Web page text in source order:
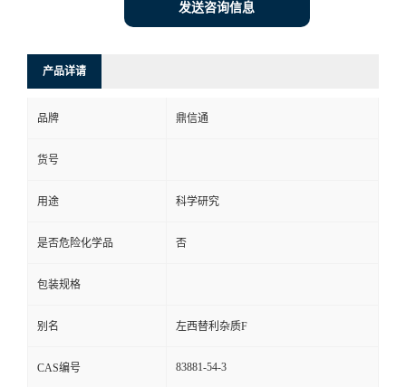
发送咨询信息
产品详请
品牌 鼎信通
货号
用途 科学研究
是否危险化学品 否
包装规格
别名 左西替利杂质F
CAS编号 83881-54-3